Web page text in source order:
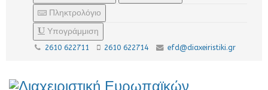
Πληκτρολόγιο
Υπογράμμιση
2610 622711 2610 622714 efd@diaxeiristiki.gr